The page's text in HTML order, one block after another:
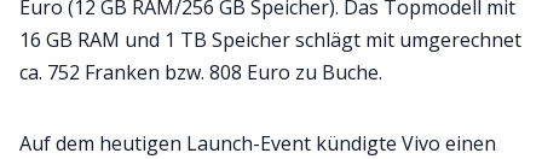
Euro (12 GB RAM/256 GB Speicher). Das Topmodell mit
16 GB RAM und 1 TB Speicher schlägt mit umgerechnet
ca. 752 Franken bzw. 808 Euro zu Buche.
Auf dem heutigen Launch-Event kündigte Vivo einen